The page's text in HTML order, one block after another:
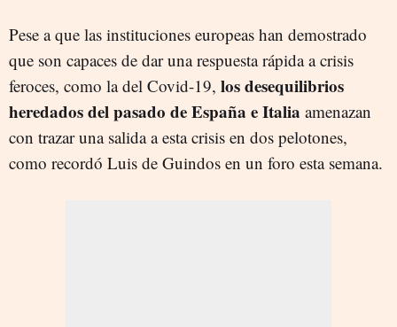
Pese a que las instituciones europeas han demostrado
que son capaces de dar una respuesta rápida a crisis
feroces, como la del Covid-19, los desequilibrios
heredados del pasado de España e Italia amenazan
con trazar una salida a esta crisis en dos pelotones,
como recordó Luis de Guindos en un foro esta semana.